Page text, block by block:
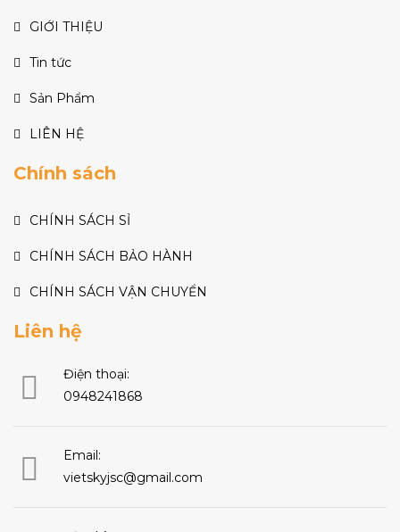
GIỚI THIỆU
Tin tức
Sản Phẩm
LIÊN HỆ
Chính sách
CHÍNH SÁCH SỈ
CHÍNH SÁCH BẢO HÀNH
CHÍNH SÁCH VẬN CHUYỂN
Liên hệ
Điện thoại:
0948241868
Email:
vietskyjsc@gmail.com